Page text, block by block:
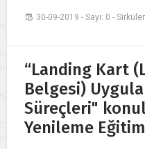
30-09-2019 - Sayı: 0 -
“Landing Kart
Belgesi)
Süreçleri"
Yenileme